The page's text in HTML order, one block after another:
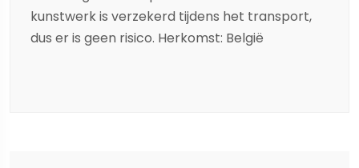
kunstwerk is verzekerd tijdens het transport,
dus er is geen risico. Herkomst: België